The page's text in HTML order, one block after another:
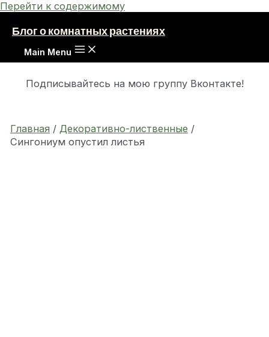
Перейти к содержимому
Блог о комнатных растениях
Main Menu
Подписывайтесь на мою группу Вконтакте!
Главная
Декоративно-лиственные
Сингониум опустил листья